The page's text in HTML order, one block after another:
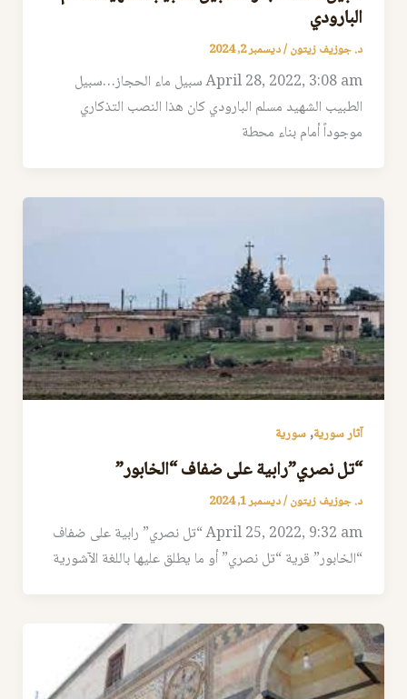
البارودي
د. جوزيف زيتون/ديسمبر 2, 2024
April 28, 2022, 3:08 am سبيل ماء الحجاز…سبيل
الطبيب الشهيد مسلم البارودي كان هذا النصب التذكاري
موجوداً أمام بناء محطة
آثار سورية,سورية
“تل نصري”رابية على ضفاف “الخابور”
د. جوزيف زيتون/ديسمبر 1, 2024
April 25, 2022, 9:32 am “تل نصري” رابية على ضفاف
“الخابور” قرية “تل نصري” أو ما يطلق عليها باللغة الآشورية